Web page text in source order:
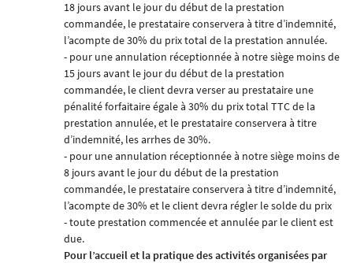
18 jours avant le jour du début de la prestation
commandée, le prestataire conservera à titre d’indemnité,
l’acompte de 30% du prix total de la prestation annulée.
- pour une annulation réceptionnée à notre siège moins de
15 jours avant le jour du début de la prestation
commandée, le client devra verser au prestataire une
pénalité forfaitaire égale à 30% du prix total TTC de la
prestation annulée, et le prestataire conservera à titre
d’indemnité, les arrhes de 30%.
- pour une annulation réceptionnée à notre siège moins de
8 jours avant le jour du début de la prestation
commandée, le prestataire conservera à titre d’indemnité,
l’acompte de 30% et le client devra régler le solde du prix
- toute prestation commencée et annulée par le client est
due.
Pour l’accueil et la pratique des activités organisées par